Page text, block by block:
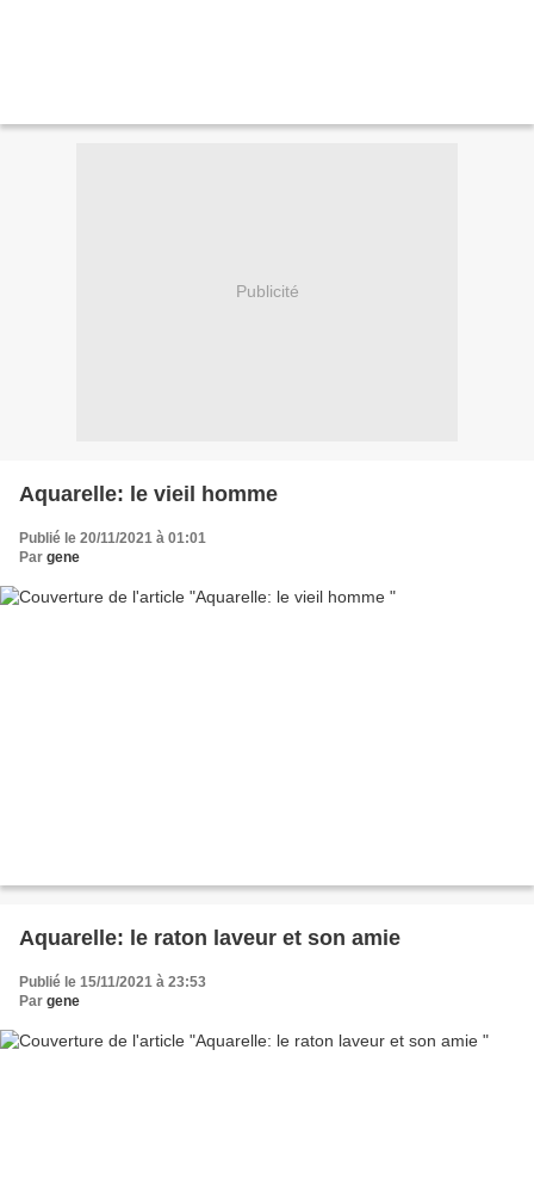
Publicité
Aquarelle: le vieil homme
Publié le 20/11/2021 à 01:01
Par gene
Aquarelle: le raton laveur et son amie
Publié le 15/11/2021 à 23:53
Par gene